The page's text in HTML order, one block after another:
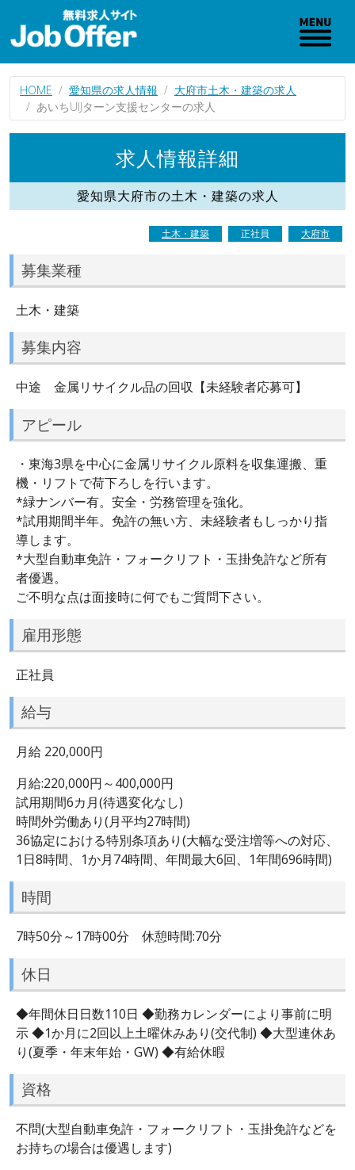
HOME 愛知県の求人情報
大府市土木・建築の求人
あいちUIJターン支援センターの求人
求人情報詳細
愛知県大府市の土木・建築の求人
土木・建築 正社員 大府市
募集業種
土木・建築
募集内容
中途 金属リサイクル品の回収【未経験者応募可】
アピール
・東海3県を中心に金属リサイクル原料を収集運搬、重
機・リフトで荷下ろしを行います。
*緑ナンバー有。安全・労務管理を強化。
*試用期間半年。免許の無い方、未経験者もしっかり指
導します。
*大型自動車免許・フォークリフト・玉掛免許など所有
者優遇。
ご不明な点は面接時に何でもご質問下さい。
雇用形態
正社員
給与
月給 220,000円
月給:220,000円～400,000円
試用期間6カ月(待遇変化なし)
時間外労働あり(月平均27時間)
36協定における特別条項あり(大幅な受注増等への対応、
1日8時間、1か月74時間、年間最大6回、1年間696時間)
時間
7時50分～17時00分 休憩時間:70分
休日
◆年間休日日数110日 ◆勤務カレンダーにより事前に明
示 ◆1か月に2回以上土曜休みあり(交代制) ◆大型連休あ
り(夏季・年末年始・GW) ◆有給休暇
資格
不問(大型自動車免許・フォークリフト・玉掛免許などを
お持ちの場合は優遇します)